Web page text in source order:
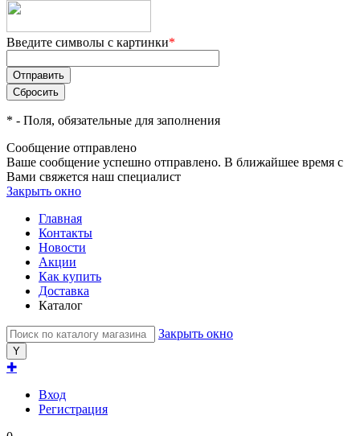
Введите символы с картинки*
* - Поля, обязательные для заполнения
Сообщение отправлено
Ваше сообщение успешно отправлено. В ближайшее время с
Вами свяжется наш специалист
Закрыть окно
Главная
Контакты
Новости
Акции
Как купить
Доставка
Каталог
Закрыть окно
✚
Вход
Регистрация